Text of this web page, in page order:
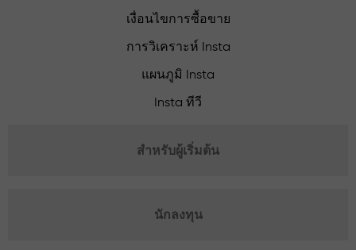
เงื่อนไขการซื้อขาย
การวิเคราะห์ Insta
แผนภูมิ Insta
Insta ทีวี
สำหรับผู้เริ่มต้น
นักลงทุน